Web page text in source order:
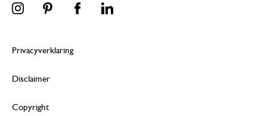
Privacyverklaring
Disclaimer
Copyright